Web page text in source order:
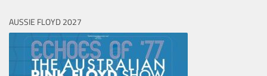
AUSSIE FLOYD 2027